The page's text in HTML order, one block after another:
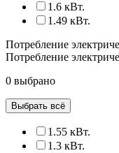
1.6 кВт.
1.49 кВт.
Потребление
Потребление
0 выбрано
Выбрать всё
1.55 кВт.
1.3 кВт.